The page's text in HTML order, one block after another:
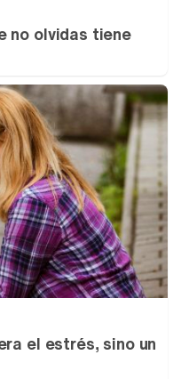
no olvidas tiene
el estrés, sino un